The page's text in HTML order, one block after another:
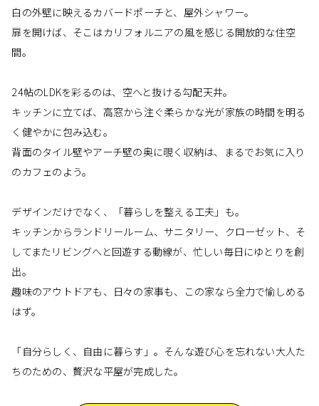
白の外壁に映えるカバードポーチと、屋外シャワー。
扉を開けば、そこはカリフォルニアの風を感じる開放的な住空
間。
24帖のLDKを彩るのは、空へと抜ける勾配天井。
キッチンに立てば、高窓から注ぐ柔らかな光が家族の時間を明る
く健やかに包み込む。
背面のタイル壁やアーチ壁の奥に覗く収納は、まるでお気に入り
のカフェのよう。
デザインだけでなく、「暮らしを整える工夫」も。
キッチンからランドリールーム、サニタリー、クローゼット、そ
してまたリビングへと回遊する動線が、忙しい毎日にゆとりを創
出。
趣味のアウトドアも、日々の家事も、この家なら全力で愉しめる
はず。
「自分らしく、自由に暮らす」。そんな遊び心を忘れない大人た
ちのための、贅沢な平屋が完成した。